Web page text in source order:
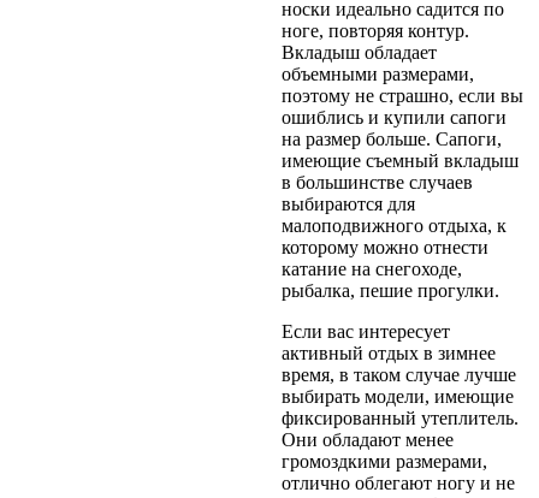
носки идеально садится по
ноге, повторяя контур.
Вкладыш обладает
объемными размерами,
поэтому не страшно, если вы
ошиблись и купили сапоги
на размер больше. Сапоги,
имеющие съемный вкладыш
в большинстве случаев
выбираются для
малоподвижного отдыха, к
которому можно отнести
катание на снегоходе,
рыбалка, пешие прогулки.
Если вас интересует
активный отдых в зимнее
время, в таком случае лучше
выбирать модели, имеющие
фиксированный утеплитель.
Они обладают менее
громоздкими размерами,
отлично облегают ногу и не